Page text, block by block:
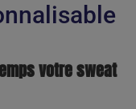
votre sweat